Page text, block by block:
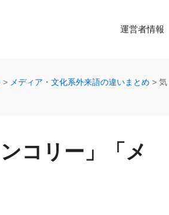
運営者情報
> メディア・文化系外来語の違いまとめ > 気
コリー」「メ